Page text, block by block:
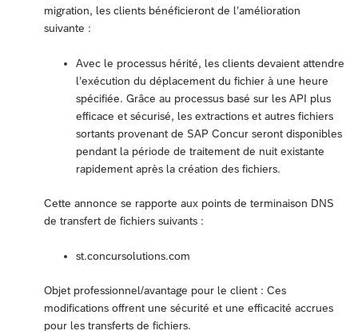
migration, les clients bénéficieront de l’amélioration
suivante :
Avec le processus hérité, les clients devaient attendre
l’exécution du déplacement du fichier à une heure
spécifiée. Grâce au processus basé sur les API plus
efficace et sécurisé, les extractions et autres fichiers
sortants provenant de SAP Concur seront disponibles
pendant la période de traitement de nuit existante
rapidement après la création des fichiers.
Cette annonce se rapporte aux points de terminaison DNS
de transfert de fichiers suivants :
st.concursolutions.com
Objet professionnel/avantage pour le client : Ces
modifications offrent une sécurité et une efficacité accrues
pour les transferts de fichiers.